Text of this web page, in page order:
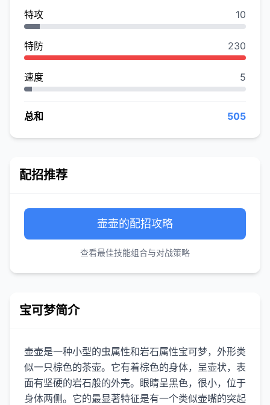
特攻 10
特防 230
速度 5
总和 505
配招推荐
壶壶的配招攻略
查看最佳技能组合与对战策略
宝可梦简介
壶壶是一种小型的虫属性和岩石属性宝可梦，外形类
似一只棕色的茶壶。它有着棕色的身体，呈壶状，表
面有坚硬的岩石般的外壳。眼睛呈黑色，很小，位于
身体两侧。它的最显著特征是有一个类似壶嘴的突起